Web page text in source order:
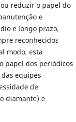
reduzir o papel do
e
e longo prazo,
reconhecidos
modo, esta
papel dos periódicos
equipes
de
diamante) e